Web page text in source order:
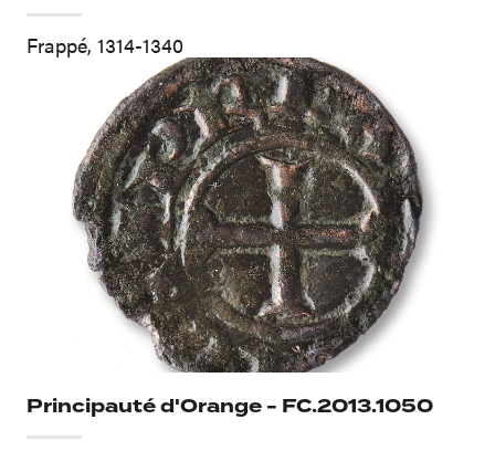
Frappé, 1314-1340
Principauté d'Orange - FC.2013.1050